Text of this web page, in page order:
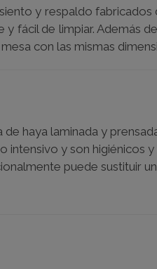
y respaldo
fácil de limpiar. Además
con las mismas
haya laminada y
intensivo y son higiénicos y
puede sustituir